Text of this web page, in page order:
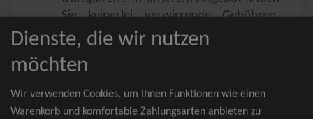
Sie keinerlei verwirrende Gebühren,
Zusatzangebote oder ähnliches.
Sie erhalten ausschließlich
zusammenhängende Sitzplätze, welche
nach der Bestplatzbuchung vergeben
werden.
Dienste, die wir nutzen
möchten
Wir verwenden Cookies, um Ihnen Funktionen wie einen
Warenkorb und komfortable Zahlungsarten anbieten zu